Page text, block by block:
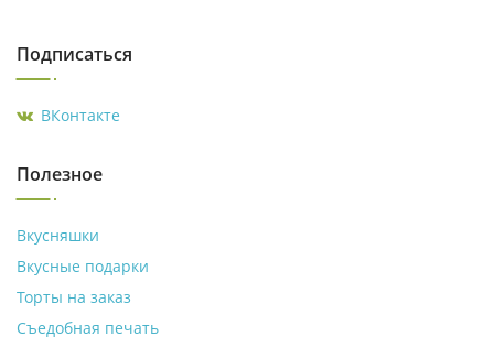
Подписаться
ВКонтакте
Полезное
Вкусняшки
Вкусные подарки
Торты на заказ
Съедобная печать